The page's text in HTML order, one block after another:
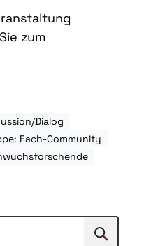
zum
Dialog
Fach-Community
Suchen